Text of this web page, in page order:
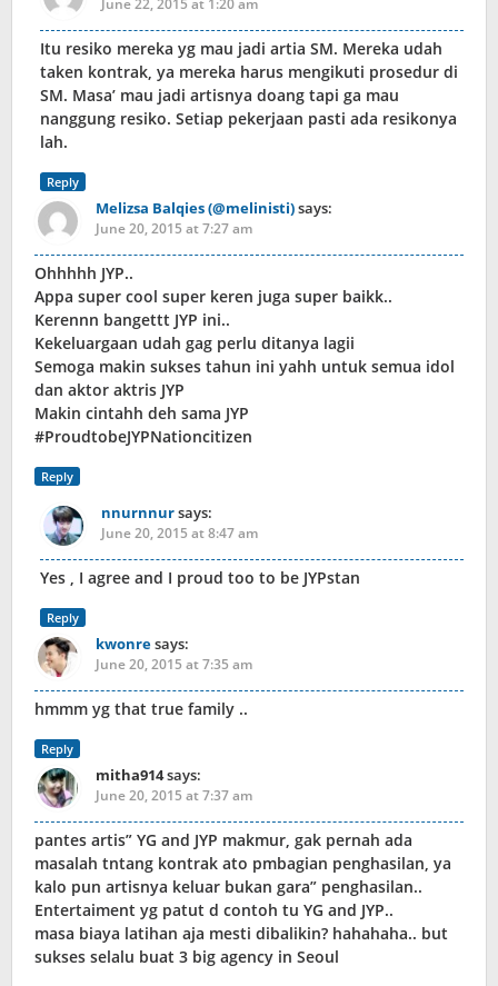
June 22, 2015 at 1:20 am
Itu resiko mereka yg mau jadi artia SM. Mereka udah
taken kontrak, ya mereka harus mengikuti prosedur di
SM. Masa’ mau jadi artisnya doang tapi ga mau
nanggung resiko. Setiap pekerjaan pasti ada resikonya
lah.
Reply
Melizsa Balqies (@melinisti)says:
June 20, 2015 at 7:27 am
Ohhhhh JYP..
Appa super cool super keren juga super baikk..
Kerennn bangettt JYP ini..
Kekeluargaan udah gag perlu ditanya lagii
Semoga makin sukses tahun ini yahh untuk semua idol
dan aktor aktris JYP
Makin cintahh deh sama JYP
#ProudtobeJYPNationcitizen
Reply
nnurnnursays:
June 20, 2015 at 8:47 am
Yes , I agree and I proud too to be JYPstan
Reply
kwonresays:
June 20, 2015 at 7:35 am
hmmm yg that true family ..
Reply
mitha914says:
June 20, 2015 at 7:37 am
pantes artis” YG and JYP makmur, gak pernah ada
masalah tntang kontrak ato pmbagian penghasilan, ya
kalo pun artisnya keluar bukan gara” penghasilan..
Entertaiment yg patut d contoh tu YG and JYP..
masa biaya latihan aja mesti dibalikin? hahahaha.. but
sukses selalu buat 3 big agency in Seoul